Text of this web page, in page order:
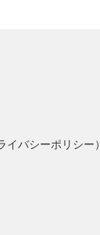
バシーポリシー）